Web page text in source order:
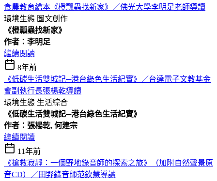
食農教育繪本《橙瓢蟲找新家》／佛光大學李明足老師導讀
環境生態 圖文創作
《橙瓢蟲找新家》
作者：李明足
繼續閱讀
8年前
《低碳生活雙城記─港台綠色生活紀實》／台達電子文教基金
會副執行長張楊乾導讀
環境生態 生活綜合
《低碳生活雙城記─港台綠色生活紀實》
作者：張楊乾, 何建宗
繼續閱讀
11年前
《搶救寂靜：一個野地錄音師的探索之旅》（加附自然聲景原
音CD）／田野錄音師范欽慧導讀